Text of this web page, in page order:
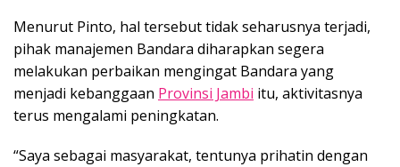
Menurut Pinto, hal tersebut tidak seharusnya terjadi,
pihak manajemen Bandara diharapkan segera
melakukan perbaikan mengingat Bandara yang
menjadi kebanggaan Provinsi Jambi itu, aktivitasnya
terus mengalami peningkatan.
“Saya sebagai masyarakat, tentunya prihatin dengan